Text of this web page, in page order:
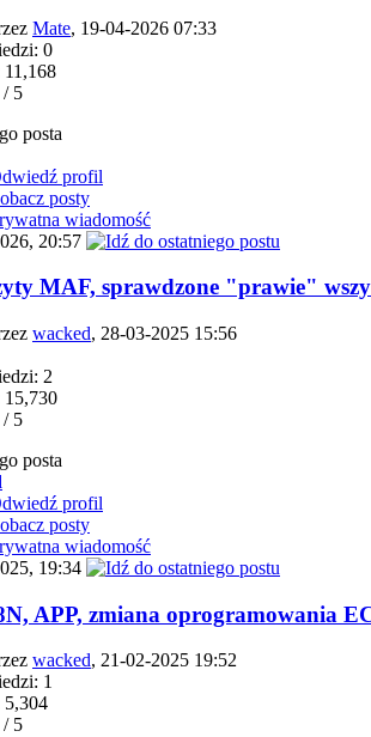
Mate, 19-04-2026 07:33
0
11,168
/ 5
posta
profil
posty
wiadomość
20:57
MAF, sprawdzone "prawie"
wacked, 28-03-2025 15:56
2
15,730
/ 5
posta
profil
posty
wiadomość
19:34
APP, zmiana oprogramowania
wacked, 21-02-2025 19:52
1
5,304
/ 5